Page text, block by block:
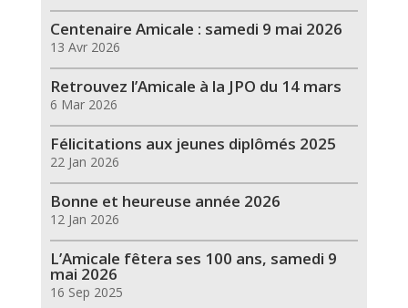
Centenaire Amicale : samedi 9 mai 2026
13 Avr 2026
Retrouvez l’Amicale à la JPO du 14 mars
6 Mar 2026
Félicitations aux jeunes diplômés 2025
22 Jan 2026
Bonne et heureuse année 2026
12 Jan 2026
L’Amicale fêtera ses 100 ans, samedi 9
mai 2026
16 Sep 2025